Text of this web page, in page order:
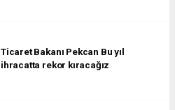
Ticaret Bakanı Pekcan Bu yıl
ihracatta rekor kıracağız